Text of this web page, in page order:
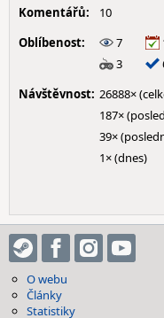
Komentářů:
10
Oblíbenost:
7
3
Návštěvnost: 26888×
187×
39×
1× (dnes)
O webu
Články
Statistiky